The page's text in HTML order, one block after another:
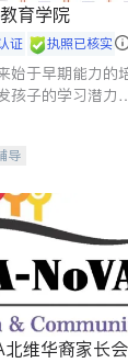
育学院
证 执照已核实
始于早期能力的
孩子的学习潜力
导
维华裔家长会